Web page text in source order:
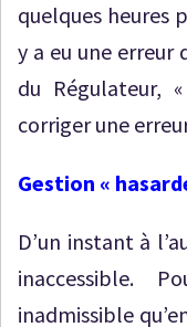
quelques heures
y a eu une
du Régulateur,
corriger une
Gestion «
D’un instant à
inaccessible.
inadmissible